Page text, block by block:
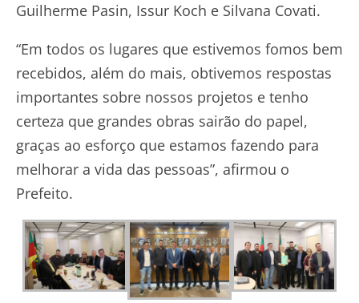
Guilherme Pasin, Issur Koch e Silvana Covati.
“Em todos os lugares que estivemos fomos bem
recebidos, além do mais, obtivemos respostas
importantes sobre nossos projetos e tenho
certeza que grandes obras sairão do papel,
graças ao esforço que estamos fazendo para
melhorar a vida das pessoas”, afirmou o
Prefeito.